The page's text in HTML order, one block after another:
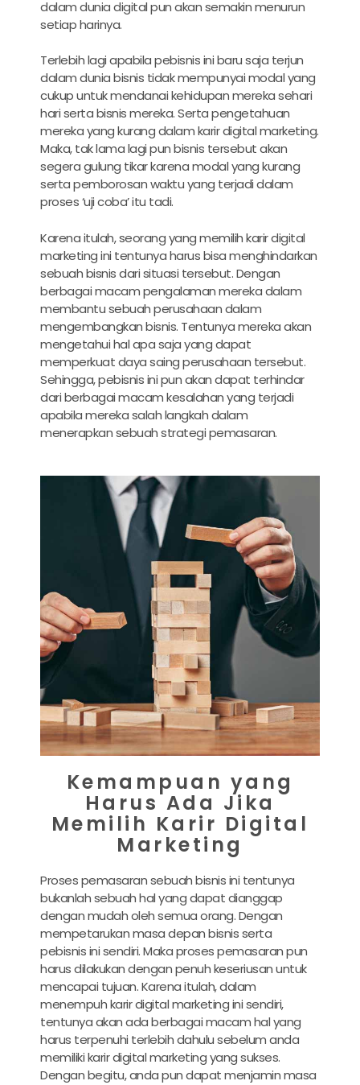
dalam dunia digital pun akan semakin menurun
setiap harinya.
Terlebih lagi apabila pebisnis ini baru saja terjun
dalam dunia bisnis tidak mempunyai modal yang
cukup untuk mendanai kehidupan mereka sehari
hari serta bisnis mereka. Serta pengetahuan
mereka yang kurang dalamkarir digital marketing.
Maka, tak lama lagi pun bisnis tersebut akan
segera gulung tikar karena modal yang kurang
serta pemborosan waktu yang terjadi dalam
proses ‘uji coba’ itu tadi.
Karena itulah, seorang yang memilihkarir digital
marketingini tentunya harus bisa menghindarkan
sebuah bisnis dari situasi tersebut. Dengan
berbagai macam pengalaman mereka dalam
membantu sebuah perusahaan dalam
mengembangkan bisnis. Tentunya mereka akan
mengetahui hal apa saja yang dapat
memperkuat daya saing perusahaan tersebut.
Sehingga, pebisnis ini pun akan dapat terhindar
dari berbagai macam kesalahan yang terjadi
apabila mereka salah langkah dalam
menerapkan sebuah strategi pemasaran.
Kemampuan yang
Harus Ada Jika
Memilih Karir Digital
Marketing
Proses pemasaran sebuah bisnis ini tentunya
bukanlah sebuah hal yang dapat dianggap
dengan mudah oleh semua orang. Dengan
mempetarukan masa depan bisnis serta
pebisnis ini sendiri. Maka proses pemasaran pun
harus dilakukan dengan penuh keseriusan untuk
mencapai tujuan. Karena itulah, dalam
menempuhkarir digital marketingini sendiri,
tentunya akan ada berbagai macam hal yang
harus terpenuhi terlebih dahulu sebelum anda
memilikikarir digital marketing yang sukses.
Dengan begitu, anda pun dapat menjamin masa